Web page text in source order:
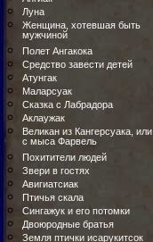
Луна
Женщина, хотевшая быть
мужчиной
Полет Ангакока
Средство завести детей
Атунгак
Маларсуак
Сказка с Лабрадора
Аклаужак
Великан из Кангерсуака, или
с мыса Фарвель
Похитители людей
Звери в гостях
Авигиатсиак
Птичья скала
Сингажук и его потомки
Двоюродные братья
Земля птички исарукитсок